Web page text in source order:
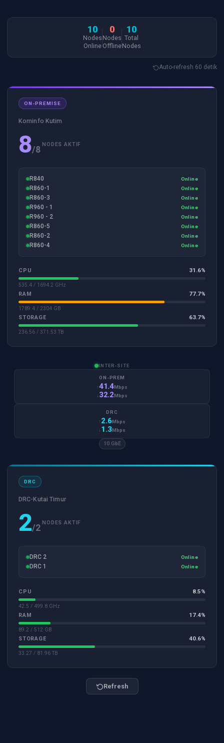
10
Nodes
Online
0
Nodes
Offline
10
Total
Nodes
Auto-refresh 60 detik
ON-PREMISE
Kominfo Kutim
8/8
NODES AKTIF
R840 Online
R860-1 Online
R860-3 Online
R960 - 1 Online
R960 - 2 Online
R860-5 Online
R860-2 Online
R860-4 Online
CPU 31.6%
535.4 / 1694.2 GHz
RAM 77.7%
1789.4 / 2304 GB
STORAGE 63.7%
236.56 / 371.53 TB
INTER-SITE
ON-PREM
↑41.4Mbps
↓ 32.2Mbps
DRC
↑ 2.6Mbps
↓ 1.3Mbps
10 GbE
DRC
DRC-Kutai Timur
2/2
NODES AKTIF
DRC 2 Online
DRC 1 Online
CPU 8.5%
42.5 / 499.8 GHz
RAM 17.4%
89.2 / 512 GB
STORAGE 40.6%
33.27 / 81.96 TB
Refresh